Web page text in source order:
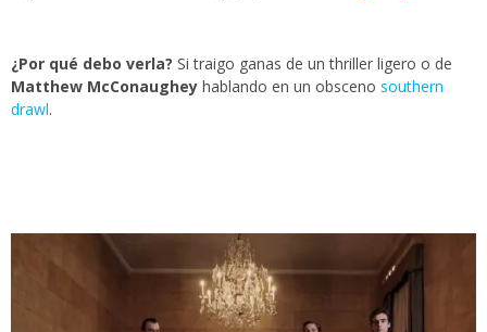
¿Por qué debo verla? Si traigo ganas de un thriller ligero o de
Matthew McConaughey hablando en un obsceno southern
drawl.